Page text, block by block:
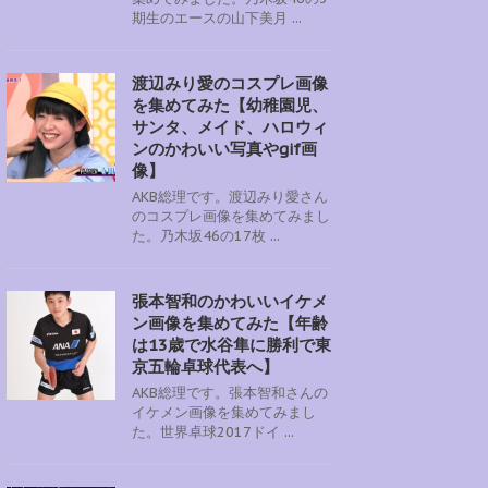
期生のエースの山下美月 ...
渡辺みり愛のコスプレ画像
を集めてみた【幼稚園児、
サンタ、メイド、ハロウィ
ンのかわいい写真やgif画
像】
AKB総理です。渡辺みり愛さん
のコスプレ画像を集めてみまし
た。乃木坂46の17枚 ...
張本智和のかわいいイケメ
ン画像を集めてみた【年齢
は13歳で水谷隼に勝利で東
京五輪卓球代表へ】
AKB総理です。張本智和さんの
イケメン画像を集めてみまし
た。世界卓球2017ドイ ...